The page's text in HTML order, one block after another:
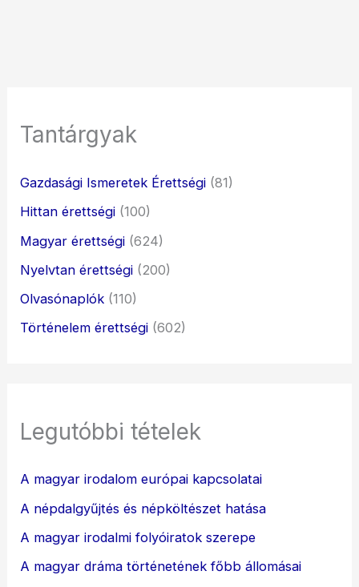
Tantárgyak
Gazdasági Ismeretek Érettségi (81)
Hittan érettségi (100)
Magyar érettségi (624)
Nyelvtan érettségi (200)
Olvasónaplók (110)
Történelem érettségi (602)
Legutóbbi tételek
A magyar irodalom európai kapcsolatai
A népdalgyűjtés és népköltészet hatása
A magyar irodalmi folyóiratok szerepe
A magyar dráma történetének főbb állomásai